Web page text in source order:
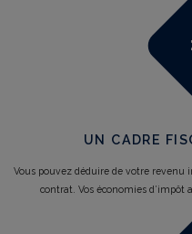
UN CADRE
Vous pouvez déduire de votre revenu
contrat. Vos économies d’impôt